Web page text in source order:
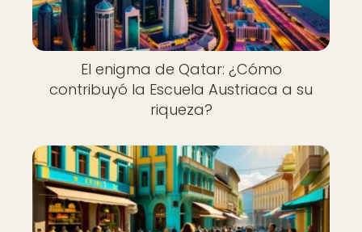
El enigma de Qatar: ¿Cómo
contribuyó la Escuela Austriaca a su
riqueza?